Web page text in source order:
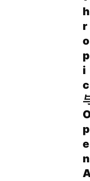
h
r
o
p
i
c
p
e
n